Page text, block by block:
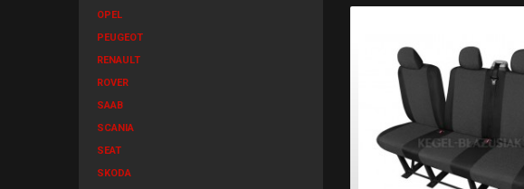
OPEL
PEUGEOT
RENAULT
ROVER
SAAB
SCANIA
SEAT
SKODA